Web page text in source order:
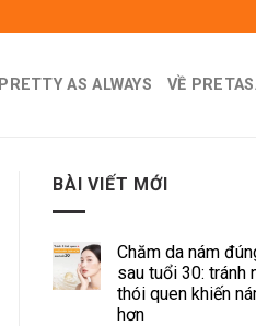
PRETTY AS ALWAYS VỀ
BÀI VIẾT MỚI
Chăm da nám
sau tuổi 30: tránh
thói quen khiến
hơn